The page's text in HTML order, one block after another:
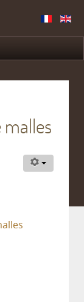
malles